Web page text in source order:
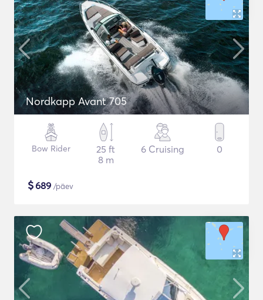
Nordkapp Avant 705
Bow Rider
25 ft
8 m
6 Cruising 0
$689 /päev